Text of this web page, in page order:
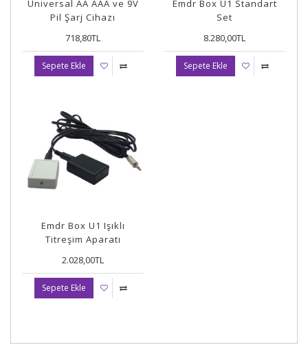
Universal AA AAA ve 9V
Pil Şarj Cihazı
718,80TL
Sepete Ekle
Emdr Box U1 Standart
Set
8.280,00TL
Sepete Ekle
Emdr Box U1 Işıklı
Titreşim Aparatı
2.028,00TL
Sepete Ekle